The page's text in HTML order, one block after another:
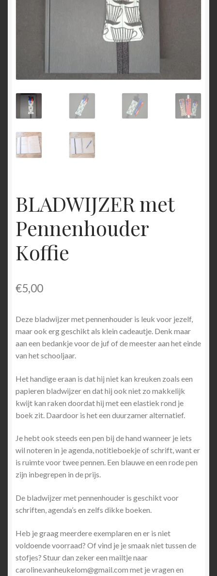
BLADWIJZER met
Pennenhouder
Koffie
€5,00
Deze bladwijzer met pennenhouder is leuk voor jezelf,
maar ook erg geschikt als klein cadeautje. Denk maar
aan een bedankje voor de juf of de meester aan het einde
van het schooljaar.
Het handige eraan is dat hij niet kan kreuken zoals een
papieren bladwijzer en dat hij ook niet zo makkelijk
kwijt kan raken doordat hij met een elastiek rond je
boek zit. Daardoor is het een duurzamer alternatief.
Je hebt ook steeds een pen bij de hand wanneer je iets
wil noteren in je agenda, notitieboekje of schrift, want er
is ruimte voor twee pennen. Een blauwe en een rode pen
zijn inbegrepen in de prijs.
De bladwijzer met pennenhouder is geschikt voor
schriften, agenda’s en zelfs dikke boeken.
Heb je graag meerdere exemplaren en er is niet
voldoende voorraad? Of vind je je smaak niet tussen de
stofjes? Stuur dan zeker een mailtje naar
caroline.vanheukelom@gmail.com met je vragen en